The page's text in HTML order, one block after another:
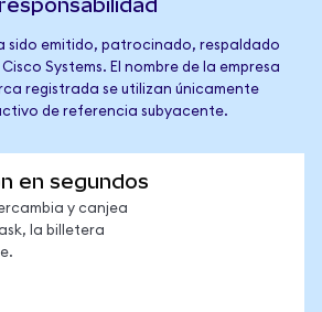
sido emitido, patrocinado, respaldado
Systems. El nombre de la empresa
registrada se utilizan únicamente
de referencia subyacente.
en segundos
y canjea
la billetera